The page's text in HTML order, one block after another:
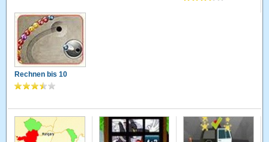
Rechnen bis 10